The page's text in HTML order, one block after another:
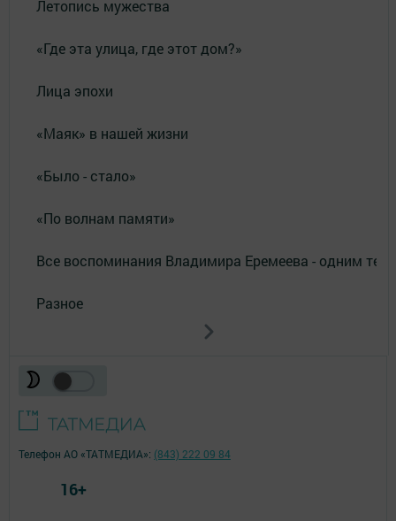
Летопись мужества
«Где эта улица, где этот дом?»
Лица эпохи
«Маяк» в нашей жизни
«Было - стало»
«По волнам памяти»
Все воспоминания Владимира Еремеева - одним
Разное
Телефон АО «ТАТМЕДИА»: (843) 222 09 84
16+